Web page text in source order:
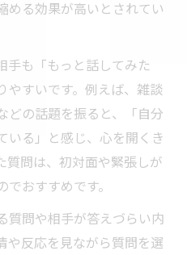
める効果が高いとされてい
手も「もっと話してみた
やすいです。例えば、雑談
どの話題を振ると、「自分
いる」と感じ、心を開くき
質問は、初対面や緊張しが
おすすめです。
質問や相手が答えづらい内
や反応を見ながら質問を選